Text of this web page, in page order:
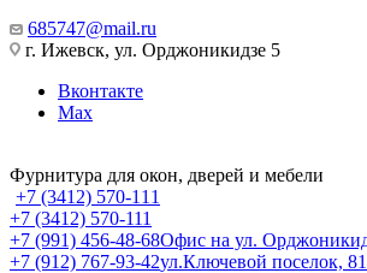
685747@mail.ru
г. Ижевск, ул. Орджоникидзе 5
Вконтакте
Max
Фурнитура для окон, дверей и мебели
+7 (3412) 570-111
+7 (3412) 570-111
+7 (991) 456-48-68Офис на ул.
+7 (912) 767-93-42ул.Ключевой поселок,